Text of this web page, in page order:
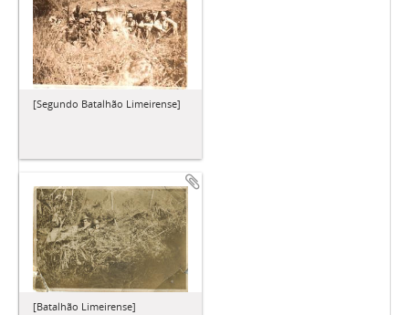
[Segundo Batalhão Limeirense]
[Batalhão Limeirense]